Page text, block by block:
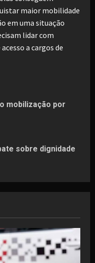
maior mobilidade
em uma situação
lidar com
a cargos de
mobilização por
sobre dignidade